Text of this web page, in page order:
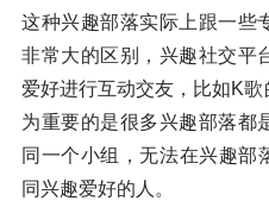
这种兴趣部落实际上跟一些
非常大的区别，兴趣社交平
爱好进行互动交友，比如K
为重要的是很多兴趣部落都
同一个小组，无法在兴趣部
同兴趣爱好的人。